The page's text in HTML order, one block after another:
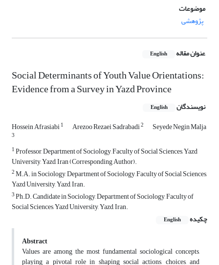
موضوعات
پژوهشی
عنوان مقاله English
Social Determinants of Youth Value Orientations:
Evidence from a Survey in Yazd Province
نویسندگان English
Hossein Afrasiabi1 Arezoo Rezaei Sadrabadi2 Seyede Negin Malja
3
1Professor, Department of Sociology, Faculty of Social Sciences, Yazd
University, Yazd, Iran (Corresponding Author).
2M.A. in Sociology, Department of Sociology, Faculty of Social Sciences,
Yazd University, Yazd, Iran.
3Ph.D. Candidate in Sociology, Department of Sociology, Faculty of
Social Sciences, Yazd University, Yazd, Iran.
چکیده
English
Abstract
Values are among the most fundamental sociological concepts,
playing a pivotal role in shaping social actions, choices, and